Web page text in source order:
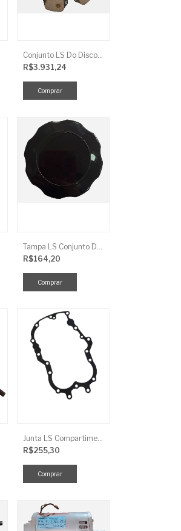
Conjunto LS Do Disco De Embreagem TRG250
R$3.931,24
Tampa LS Conjunto De Combustivel G040FCI
R$164,20
Junta LS Compartimento Traseiro EGQ155
R$255,30